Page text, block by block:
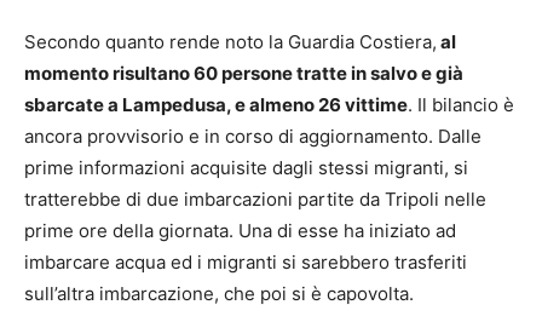
Secondo quanto rende noto la Guardia Costiera, al
momento risultano 60 persone tratte in salvo e già
sbarcate a Lampedusa, e almeno 26 vittime. Il bilancio è
ancora provvisorio e in corso di aggiornamento. Dalle
prime informazioni acquisite dagli stessi migranti, si
tratterebbe di due imbarcazioni partite da Tripoli nelle
prime ore della giornata. Una di esse ha iniziato ad
imbarcare acqua ed i migranti si sarebbero trasferiti
sull’altra imbarcazione, che poi si è capovolta.